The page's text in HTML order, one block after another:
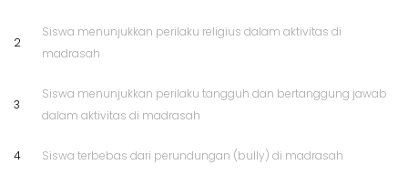
2
Siswa menunjukkan perilaku religius dalam aktivitas di
madrasah
3
Siswa menunjukkan perilaku tangguh dan bertanggung jawab
dalam aktivitas di madrasah
4 Siswa terbebas dari perundungan (bully) di madrasah